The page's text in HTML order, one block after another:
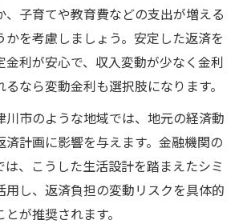
、子育てや教育費などの支出が増える
かを考慮しましょう。安定した返済を
金利が安心で、収入変動が少なく金利
なら変動金利も選択肢になります。
川市のような地域では、地元の経済動
済計画に影響を与えます。金融機関の
、こうした生活設計を踏まえたシミ
用し、返済負担の変動リスクを具体的
が推奨されます。